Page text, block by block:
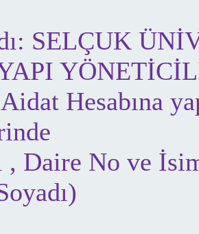
SELÇUK
Hesabına
, Daire No ve